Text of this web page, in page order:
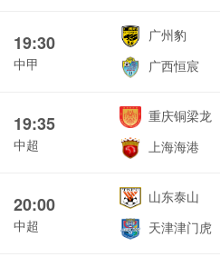
19:30
中甲
广州豹
广西恒宸
19:35
中超
重庆铜梁龙
上海海港
20:00
中超
山东泰山
天津津门虎